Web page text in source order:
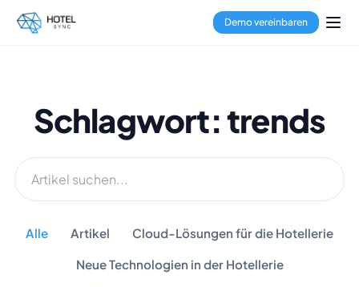
Demo vereinbaren
Schlagwort: trends
Alle Artikel Cloud-Lösungen für die Hotellerie
Neue Technologien in der Hotellerie